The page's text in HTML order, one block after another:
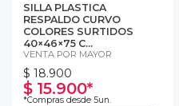
SILLA PLASTICA
RESPALDO CURVO
COLORES SURTIDOS
40×46×75 C...
VENTA POR MAYOR
$ 18.900
$ 15.900*
*Compras desde 5un.